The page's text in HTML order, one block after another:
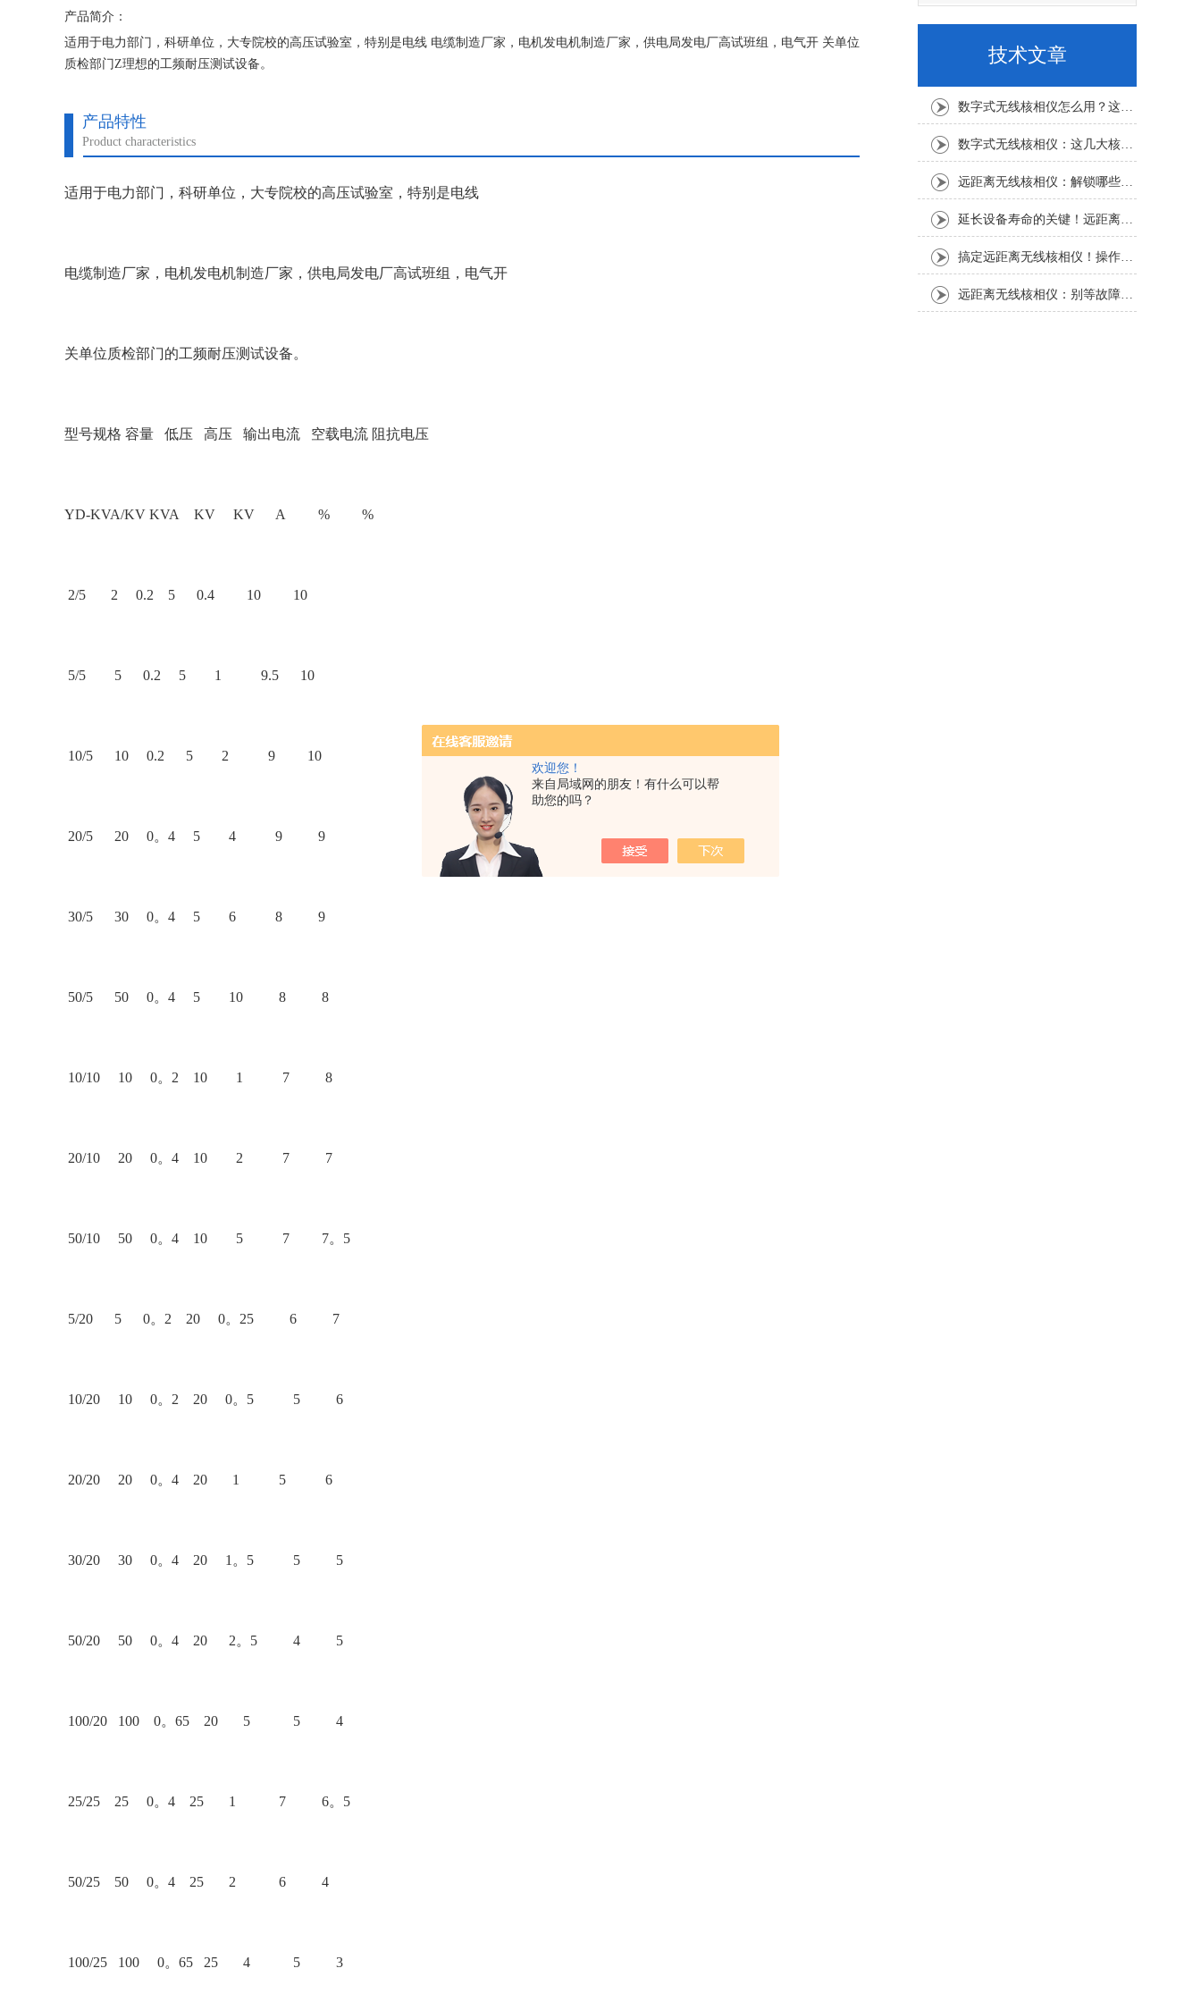
欢迎您！
来自局域网的朋友！有什么可以帮
助您的吗？
产品简介：
适用于电力部门，科研单位，大专院校的高压试验室，特别是电线 电缆制造厂家，电机发电机制造厂家，供电局发电厂高试班组，电气开 关单位
质检部门Z理想的工频耐压测试设备。
产品特性
Product characteristics
适用于电力部门，科研单位，大专院校的高压试验室，特别是电线
电缆制造厂家，电机发电机制造厂家，供电局发电厂高试班组，电气开
关单位质检部门的工频耐压测试设备。
型号规格 容量 低压 高压 输出电流 空载电流 阻抗电压
YD-KVA/KV KVA KV KV A % %
2/5 2 0.2 5 0.4 10 10
5/5 5 0.2 5 1 9.5 10
10/5 10 0.2 5 2 9 10
20/5 20 0。4 5 4 9 9
30/5 30 0。4 5 6 8 9
50/5 50 0。4 5 10 8 8
10/10 10 0。2 10 1 7 8
20/10 20 0。4 10 2 7 7
50/10 50 0。4 10 5 7 7。5
5/20 5 0。2 20 0。25 6 7
10/20 10 0。2 20 0。5 5 6
20/20 20 0。4 20 1 5 6
30/20 30 0。4 20 1。5 5 5
50/20 50 0。4 20 2。5 4 5
100/20 100 0。65 20 5 5 4
25/25 25 0。4 25 1 7 6。5
50/25 50 0。4 25 2 6 4
100/25 100 0。65 25 4 5 3
技术文章
数字式无线核相仪怎么用？这份实操指南，新手也能轻松上手
数字式无线核相仪：这几大核心特点，让核相作业效率直接“提速”
远距离无线核相仪：解锁哪些“看不见”的电力适配场景？
延长设备寿命的关键！远距离无线核相仪的保养细节，资深运维都在悄悄用
搞定远距离无线核相仪！操作步骤全梳理，每一步都讲透
远距离无线核相仪：别等故障才重视！这份维护保养指南请收好